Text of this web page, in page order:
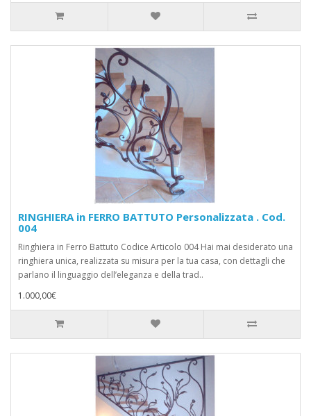
RINGHIERA in FERRO BATTUTO Personalizzata . Cod.
004
Ringhiera in Ferro Battuto Codice Articolo 004 Hai mai desiderato una
ringhiera unica, realizzata su misura per la tua casa, con dettagli che
parlano il linguaggio dell’eleganza e della trad..
1.000,00€